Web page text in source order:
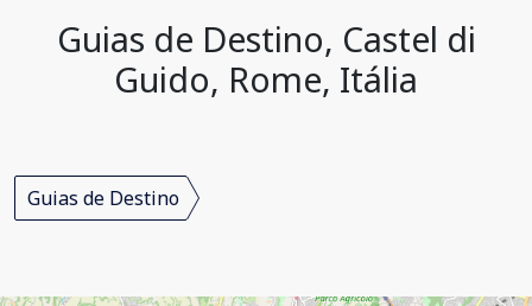
Guias de Destino, Castel di
Guido, Rome, Itália
Guias de Destino